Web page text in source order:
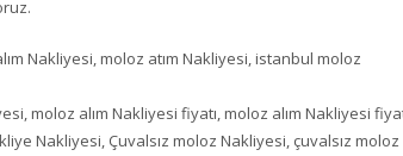
Nakliyesi, moloz atım Nakliyesi, istanbul moloz
moloz alım Nakliyesi fiyatı, moloz alım Nakliyesi
Nakliyesi, Çuvalsız moloz Nakliyesi, çuvalsız moloz